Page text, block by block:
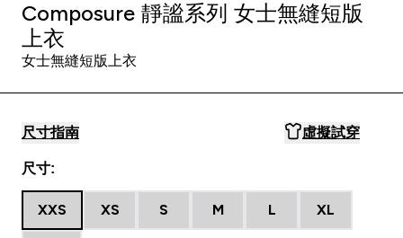
Composure 靜謐系列 女士無縫短版
上衣
女士無縫短版上衣
尺寸指南 虛擬試穿
尺寸:
XXS XS S M L XL